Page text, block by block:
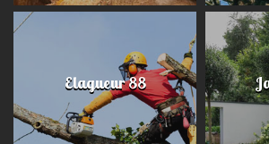
Elagueur 88